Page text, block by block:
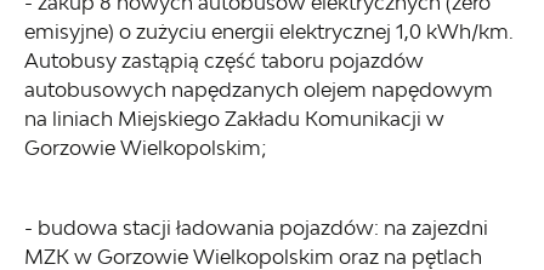
emisyjne) o zużyciu energii elektrycznej 1,0 kWh/km.
Autobusy zastąpią część taboru pojazdów
autobusowych napędzanych olejem napędowym
na liniach Miejskiego Zakładu Komunikacji w
Gorzowie Wielkopolskim;
- budowa stacji ładowania pojazdów: na zajezdni
MZK w Gorzowie Wielkopolskim oraz na pętlach